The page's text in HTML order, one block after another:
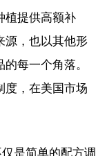
植提供高额补
源，也以其他形
每一个角落。
度，在美国市场
是简单的配方调